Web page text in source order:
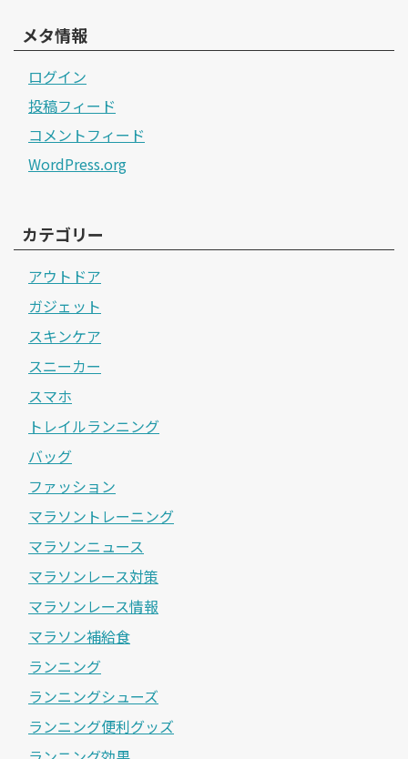
メタ情報
ログイン
投稿フィード
コメントフィード
WordPress.org
カテゴリー
アウトドア
ガジェット
スキンケア
スニーカー
スマホ
トレイルランニング
バッグ
ファッション
マラソントレーニング
マラソンニュース
マラソンレース対策
マラソンレース情報
マラソン補給食
ランニング
ランニングシューズ
ランニング便利グッズ